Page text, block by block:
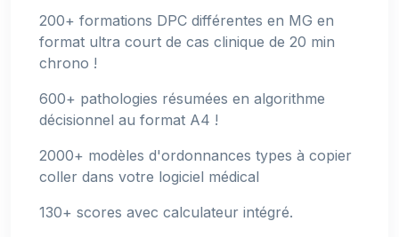
200+ formations DPC différentes en MG en
format ultra court de cas clinique de 20 min
chrono !
600+ pathologies résumées en algorithme
décisionnel au format A4 !
2000+ modèles d'ordonnances types à copier
coller dans votre logiciel médical
130+ scores avec calculateur intégré.